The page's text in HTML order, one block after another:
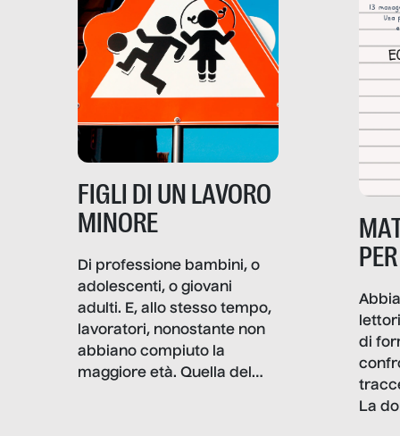
soprattutto nei luoghi di
frattura. Questo reportage
nasce dall’idea che guerre
e crisi penetrino nel tessuto
più intimo delle società per
alterarne le molecole
professionali – e, attraverso
esse, il senso stesso della
lavoro rovescia la sua
gravità.
FIGLI DI UN LAVORO
MINORE
Di professione bambini, o
adolescenti, o giovani
adulti. E, allo stesso tempo,
lavoratori, nonostante non
abbiano compiuto la
maggiore età. Quella del
di
La